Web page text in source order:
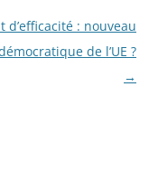
d’efficacité : nouveau
de l’UE ?
→